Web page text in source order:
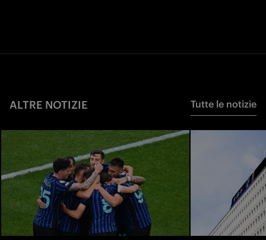
ALTRE NOTIZIE Tutte le notizie